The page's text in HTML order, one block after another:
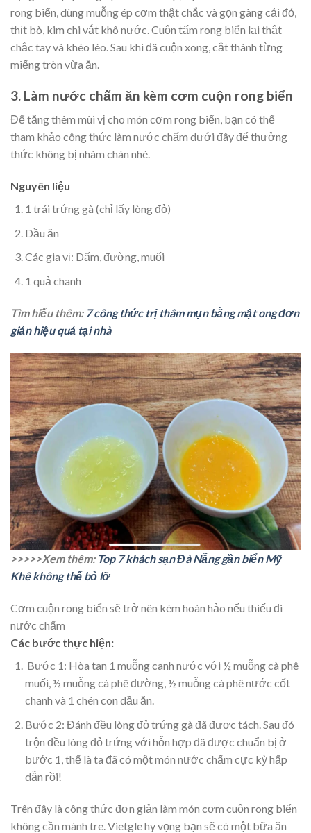
rong biển, dùng muỗng ép cơm thật chắc và gọn gàng cải đỏ,
thịt bò, kim chi vắt khô nước. Cuộn tấm rong biển lại thật
chắc tay và khéo léo. Sau khi đã cuộn xong, cắt thành từng
miếng tròn vừa ăn.
3. Làm nước chấm ăn kèm cơm cuộn rong biển
Để tăng thêm mùi vị cho món cơm rong biển, bạn có thể
tham khảo công thức làm nước chấm dưới đây để thưởng
thức không bị nhàm chán nhé.
Nguyên liệu
1 trái trứng gà (chỉ lấy lòng đỏ)
Dầu ăn
Các gia vị: Dấm, đường, muối
1 quả chanh
Tìm hiểu thêm: 7 công thức trị thâm mụn bằng mật ong đơn
giản hiệu quả tại nhà
>>>>>Xem thêm: Top 7 khách sạn Đà Nẵng gần biển Mỹ
Khê không thể bỏ lỡ
Cơm cuộn rong biển sẽ trở nên kém hoàn hảo nếu thiếu đi
nước chấm
Các bước thực hiện:
Bước 1: Hòa tan 1 muỗng canh nước với ½ muỗng cà phê
muối, ½ muỗng cà phê đường, ½ muỗng cà phê nước cốt
chanh và 1 chén con dầu ăn.
Bước 2: Đánh đều lòng đỏ trứng gà đã được tách. Sau đó
trộn đều lòng đỏ trứng với hỗn hợp đã được chuẩn bị ở
bước 1, thế là ta đã có một món nước chấm cực kỳ hấp
dẫn rồi!
Trên đây là công thức đơn giản làm món cơm cuộn rong biển
không cần mành tre. Vietgle hy vọng bạn sẽ có một bữa ăn